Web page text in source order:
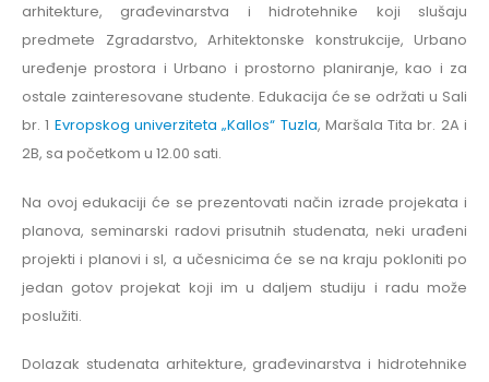
arhitekture, građevinarstva i hidrotehnike koji slušaju
predmete Zgradarstvo, Arhitektonske konstrukcije, Urbano
uređenje prostora i Urbano i prostorno planiranje, kao i za
ostale zainteresovane studente. Edukacija će se održati u Sali
br. 1 Evropskog univerziteta „Kallos“ Tuzla, Maršala Tita br. 2A i
2B, sa početkom u 12.00 sati.
Na ovoj edukaciji će se prezentovati način izrade projekata i
planova, seminarski radovi prisutnih studenata, neki urađeni
projekti i planovi i sl, a učesnicima će se na kraju pokloniti po
jedan gotov projekat koji im u daljem studiju i radu može
poslužiti.
Dolazak studenata arhitekture, građevinarstva i hidrotehnike